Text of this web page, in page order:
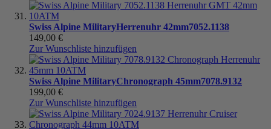
Swiss Alpine MilitaryHerrenuhr 42mm7052.1138
149,00 €
Zur Wunschliste hinzufügen
Swiss Alpine MilitaryChronograph 45mm7078.9132
199,00 €
Zur Wunschliste hinzufügen